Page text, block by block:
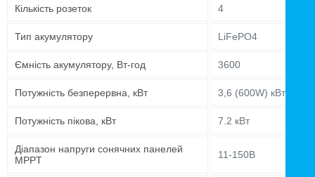
Кількість розеток 4
Тип акумулятору LiFePO4
Ємність акумулятору, Вт-год 3600
Потужність безперервна, кВт 3,6 (600W) кВт
Потужність пікова, кВт 7.2 кВт
Діапазон напруги сонячних панелей
MPPT
11-150В